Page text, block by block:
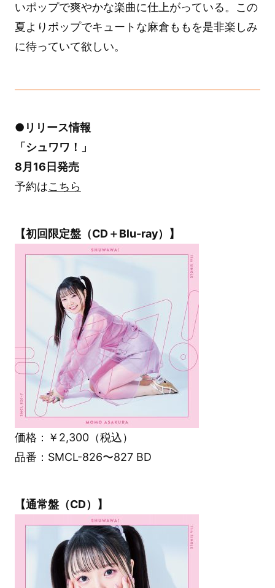
いポップで爽やかな楽曲に仕上がっている。この
夏よりポップでキュートな麻倉ももを是非楽しみ
に待っていて欲しい。
●リリース情報
「シュワワ！」
8月16日発売
予約はこちら
【初回限定盤（CD＋Blu-ray）】
価格：￥2,300（税込）
品番：SMCL-826〜827 BD
【通常盤（CD）】